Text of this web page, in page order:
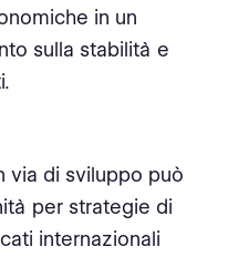
in un
sulla stabilità e
via di sviluppo può
per strategie di
internazionali